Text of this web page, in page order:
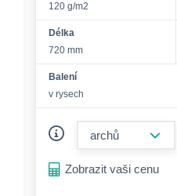
120 g/m2
Délka
720 mm
Balení
v rysech
Zobrazit vaši cenu